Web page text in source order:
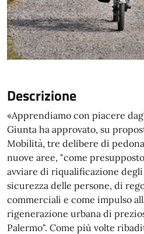
Descrizione
«Apprendiamo con piacere
Giunta ha approvato, su
Mobilità, tre delibere di
nuove aree, "come
avviare di riqualificazione
sicurezza delle persone, di
commerciali e come impulso
rigenerazione urbana di
Palermo". Come più volte